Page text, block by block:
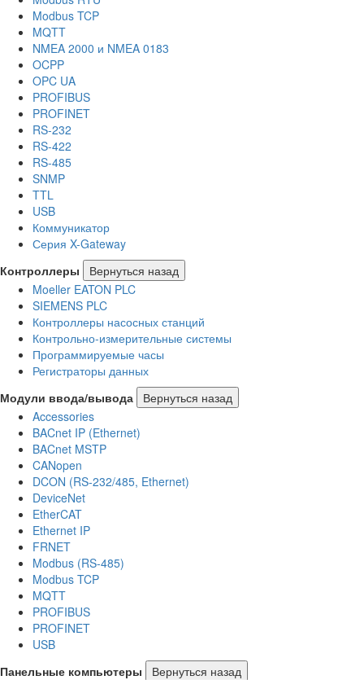
Modbus TCP
MQTT
NMEA 2000 и NMEA 0183
OCPP
OPC UA
PROFIBUS
PROFINET
RS-232
RS-422
RS-485
SNMP
TTL
USB
Коммуникатор
Серия X-Gateway
Контроллеры
Вернуться назад
Moeller EATON PLC
SIEMENS PLC
Контроллеры насосных станций
Контрольно-измерительные системы
Программируемые часы
Регистраторы данных
Модули ввода/вывода
Вернуться назад
Accessories
BACnet IP (Ethernet)
BACnet MSTP
CANopen
DCON (RS-232/485, Ethernet)
DeviceNet
EtherCAT
Ethernet IP
FRNET
Modbus (RS-485)
Modbus TCP
MQTT
PROFIBUS
PROFINET
USB
Панельные компьютеры
Вернуться назад